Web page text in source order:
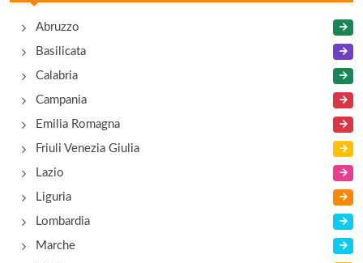
Abruzzo
Basilicata
Calabria
Campania
Emilia Romagna
Friuli Venezia Giulia
Lazio
Liguria
Lombardia
Marche